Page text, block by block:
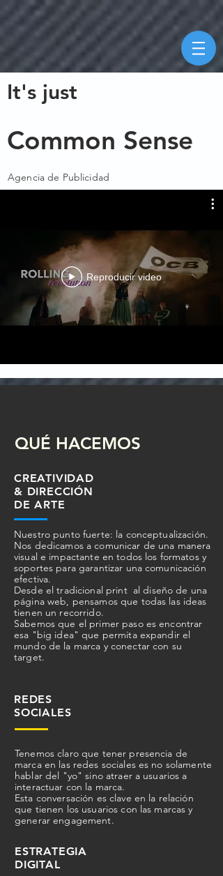
It's just
Common Sense
Agencia de Publicidad
Reproducir video
QUÉ HACEMOS
CREATIVIDAD
& DIRECCIÓN
DE ARTE
Nuestro punto fuerte: la conceptualización.
Nos dedicamos a comunicar de una manera
visual e impactante en todos los formatos y
soportes para garantizar una comunicación
efectiva.
Desde el tradicional print al diseño de una
página web, pensamos que todas las ideas
tienen un recorrido.
Sabemos que el primer paso es encontrar
esa "big idea" que permita expandir el
mundo de la marca y conectar con su
target.
REDES
SOCIALES
Tenemos claro que tener presencia de
marca en las redes sociales es no solamente
hablar del "yo" sino atraer a usuarios a
interactuar con la marca.
Esta conversación es clave en la relación
que tienen los usuarios con las marcas y
generar engagement.
ESTRATEGIA
DIGITAL